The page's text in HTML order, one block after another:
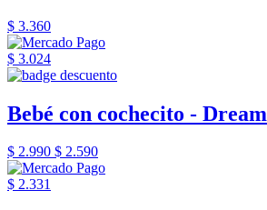
$ 3.360
$ 3.024
Bebé con cochecito - Dream
$ 2.990 $ 2.590
$ 2.331